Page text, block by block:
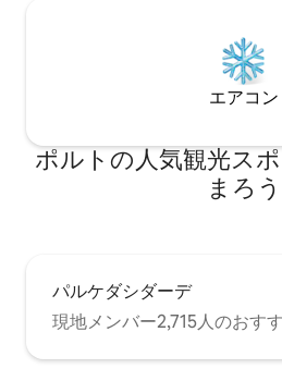
エアコン
ポルトの人気観光ス
まろう
パルケダシダーデ
現地メンバー2,715人のおす